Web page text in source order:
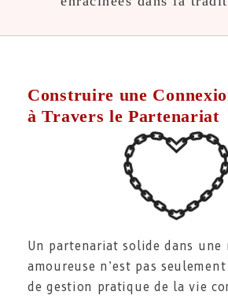
Construire une
à Travers le Partenariat
Un partenariat solide dans une
amoureuse n’est pas
de gestion pratique de la vie